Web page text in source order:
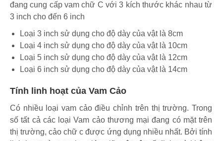
đang cung cấp vam chữ C với 3 kích thước khác nhau từ
3 inch cho đến 6 inch
Loại 3 inch sử dụng cho độ dày của vật là 8cm
Loại 4 inch sử dụng cho độ dày của vật là 10cm
Loại 5 inch sử dụng cho độ dày của vật là 12cm
Loại 6 inch sử dụng cho độ dày của vật là 14cm
Tính linh hoạt của Vam Cảo
Có nhiều loại vam cảo điều chỉnh trên thị trường. Trong
số tất cả các loại Vam cảo thương mại đang có mặt trên
thị trường, cảo chữ c được ứng dụng nhiều nhất. Bởi tính